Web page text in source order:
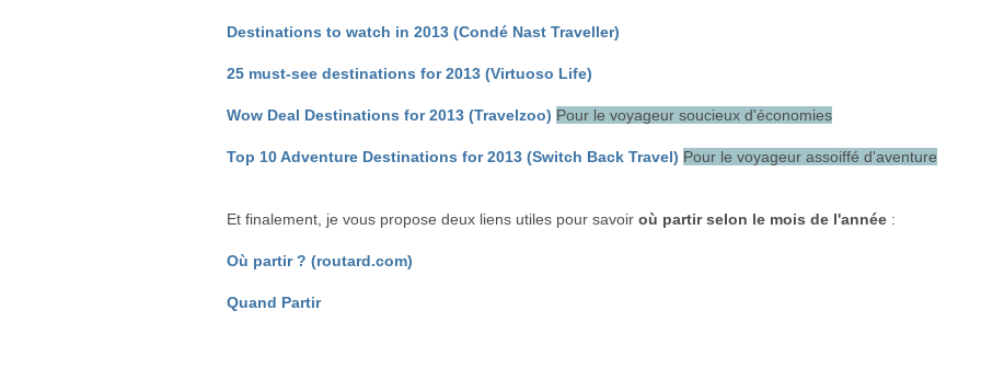
Destinations to watch in 2013 (Condé Nast Traveller)
25 must-see destinations for 2013 (Virtuoso Life)
Wow Deal Destinations for 2013 (Travelzoo) Pour le voyageur soucieux d'économies
Top 10 Adventure Destinations for 2013 (Switch Back Travel) Pour le voyageur assoiffé d'aventure
Et finalement, je vous propose deux liens utiles pour savoir où partir selon le mois de l'année :
Où partir ? (routard.com)
Quand Partir